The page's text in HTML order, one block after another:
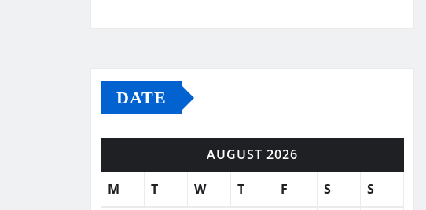
DATE
AUGUST 2026
M
T W T F S S